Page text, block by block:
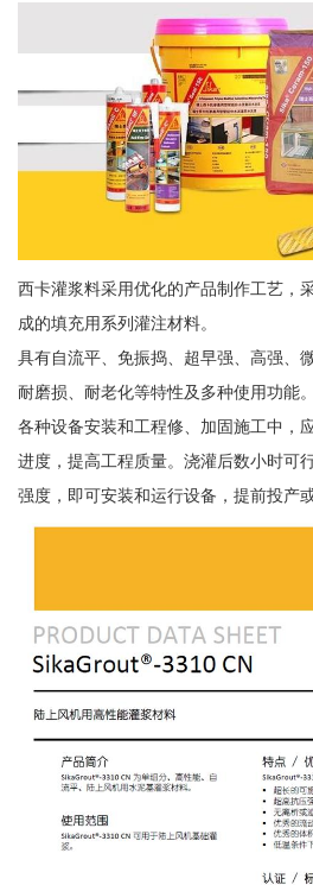
西卡灌浆料采用优化的产品制作工艺，
成的填充用系列灌注材料。
具有自流平、免振捣、超早强、高强、
耐磨损、耐老化等特性及多种使用功能
各种设备安装和工程修、加固施工中，
进度，提高工程质量。浇灌后数小时可
强度，即可安装和运行设备，提前投产